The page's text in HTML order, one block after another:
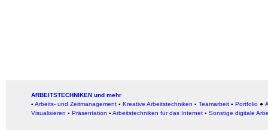
ARBEITSTECHNIKEN und mehr
▪ Arbeits- und Zeitmanagement ▪ Kreative Arbeitstechniken ▪ Teamarbeit ▪ Portfolio ●
Visualisieren ▪ Präsentation ▪ Arbeitstechniken für das Internet ▪ Sonstige digitale